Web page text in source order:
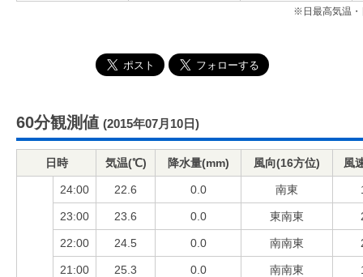
※日最高気温・
60分観測値 (2015年07月10日)
日時 気温(℃) 降水量(mm) 風向(16方位) 風
24:00 22.6 0.0 南東
23:00 23.6 0.0 東南東
22:00 24.5 0.0 南南東
21:00 25.3 0.0 南南東